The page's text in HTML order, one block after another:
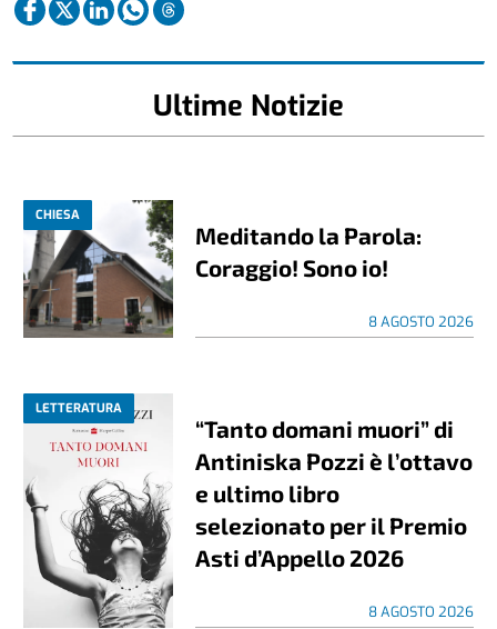
Ultime Notizie
CHIESA
Meditando la Parola:
Coraggio! Sono io!
8 AGOSTO 2026
LETTERATURA
“Tanto domani muori” di
Antiniska Pozzi è l’ottavo
e ultimo libro
selezionato per il Premio
Asti d’Appello 2026
8 AGOSTO 2026